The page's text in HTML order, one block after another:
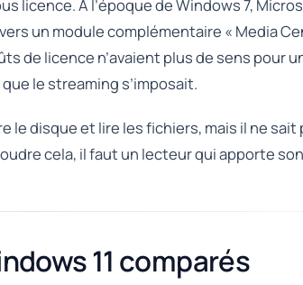
licence. À l’époque de Windows 7,
un module complémentaire « Media
de licence n’avaient plus de sens pour
le streaming s’imposait.
disque et lire les fichiers, mais il ne sait
cela, il faut un lecteur qui apporte
11 comparés